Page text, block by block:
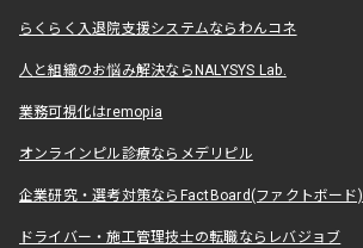
らくらく入退院支援システムならわんコネ
人と組織のお悩み解決ならNALYSYS Lab.
業務可視化はremopia
オンラインピル診療ならメデリピル
企業研究・選考対策ならFactBoard(ファクトボード)
ドライバー・施工管理技士の転職ならレバジョブ